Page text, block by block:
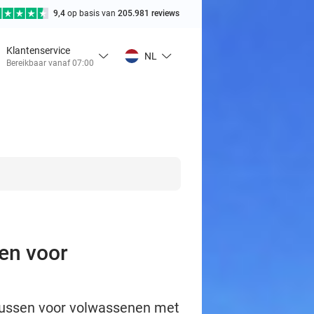
9,4 op basis van 205.981 reviews
Klantenservice
Bereikbaar vanaf 07:00
NL
voor
voor volwassenen met